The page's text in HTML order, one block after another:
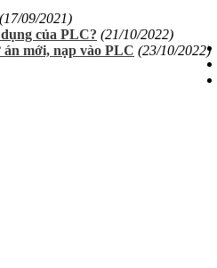
(17/09/2021)
của PLC? (21/10/2022)
mới, nạp vào PLC (23/10/2022)